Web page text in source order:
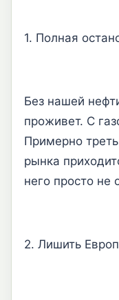
1. Полная
Без нашей
проживет. С
Примерно
рынка
него просто не
2. Лишить